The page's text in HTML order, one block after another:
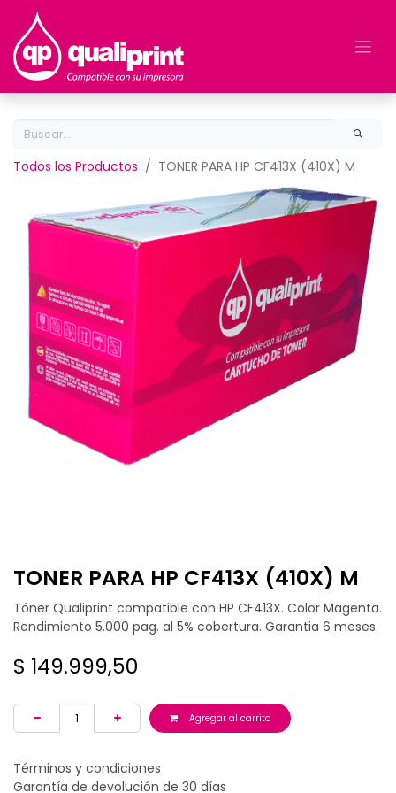
Todos los Productos TONER PARA HP CF413X (410X) M
TONER PARA HP CF413X (410X) M
Tóner Qualiprint compatible con HP CF413X. Color Magenta.
Rendimiento 5.000 pag. al 5% cobertura. Garantia 6 meses.
$ 149.999,50
Agregar al carrito
Términos y condiciones
Garantía de devolución de 30 días